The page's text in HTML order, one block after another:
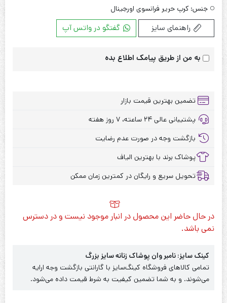
جنس: کرپ حریر فرانسوی اورجینال
راهنمای سایز گفتگو در واتس آپ
به من از طریق پیامک اطلاع بده
تضمین بهترین قیمت بازار
پشتیبانی عالی ۲۴ ساعته، ۷ روز هفته
بازگشت وجه در صورت عدم رضایت
پوشاک برند با بهترین الیاف
تحویل سریع و رایگان در کمترین زمان ممکن
در حال حاضر این محصول در انبار موجود نیست و در دسترس
نمی باشد.
کینک سایز: نامبر وان پوشاک زنانه سایز بزرگ
تمامی کالاهای فروشگاه کینگ‌سایز با گارانتی بازگشت وجه ارایه
می‌شوند. و به شما تضمین کیفیت به شرط قیمت داده می‌شود.